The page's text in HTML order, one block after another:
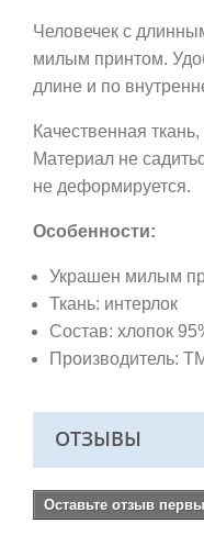
Человечек с
милым принтом.
длине и по
Качественная ткань,
Материал не
не деформируется.
Особенности:
Украшен милым
Ткань: интерлок
Состав: хлопок
Производитель:
ОТЗЫВЫ
Оставьте отзыв